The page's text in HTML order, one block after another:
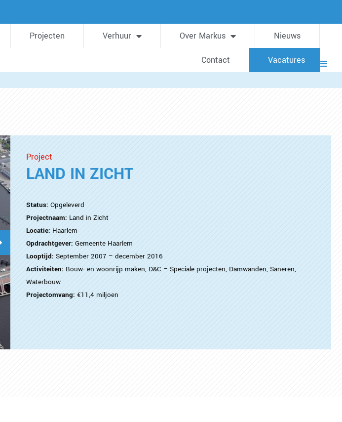
Projecten Verhuur Over Markus Nieuws
Contact Vacatures
Project
LAND IN ZICHT
Status: Opgeleverd
Projectnaam: Land in Zicht
Locatie: Haarlem
Opdrachtgever: Gemeente Haarlem
Looptijd: September 2007 – december 2016
Activiteiten: Bouw- en woonrijp maken, D&C – Speciale projecten, Damwanden, Saneren,
Waterbouw
Projectomvang: €11,4 miljoen